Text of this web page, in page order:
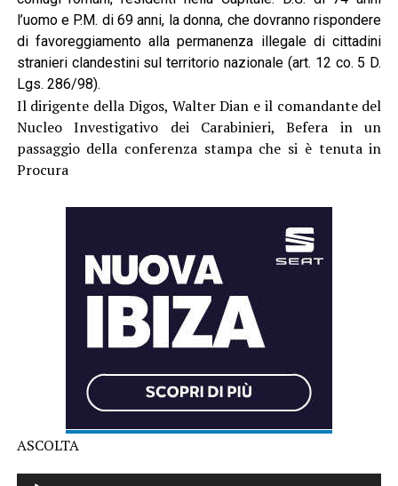
l’uomo e P.M. di 69 anni, la donna, che dovranno rispondere
di favoreggiamento alla permanenza illegale di cittadini
stranieri clandestini sul territorio nazionale (art. 12 co. 5 D.
Lgs. 286/98).
Il dirigente della Digos, Walter Dian e il comandante del
Nucleo Investigativo dei Carabinieri, Befera in un
passaggio della conferenza stampa che si è tenuta in
Procura
ASCOLTA
Audio